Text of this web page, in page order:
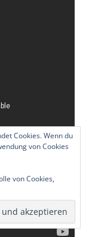
Cookies. Wenn du
von Cookies
von Cookies,